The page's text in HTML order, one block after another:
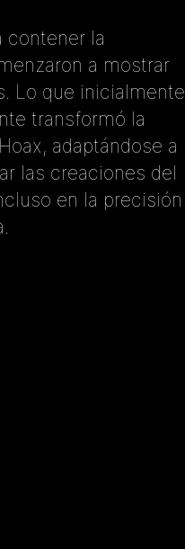
contener la
a mostrar
Lo que inicialmente
transformó la
adaptándose a
las creaciones del
en la precisión